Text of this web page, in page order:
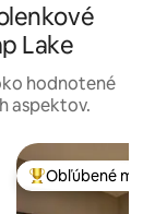
Lake
hodnotené
aspektov.
Najobľúbenejšie
Obľúbené